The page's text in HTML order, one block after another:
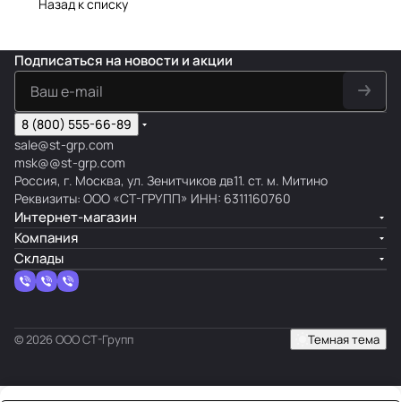
Назад к списку
Подписаться на новости и акции
8 (800) 555-66-89
sale@st-grp.com
msk@@st-grp.com
Россия, г. Москва, ул. Зенитчиков дв11. ст. м. Митино
Реквизиты: ООО «СТ-ГРУПП» ИНН: 6311160760
Интернет-магазин
Компания
Склады
© 2026 ООО СТ-Групп Темная тема